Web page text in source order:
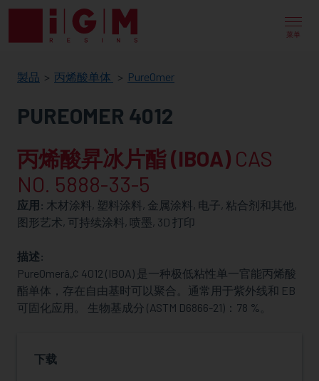
菜单
IGM
RESINS
製品 丙烯酸单体 PureOmer
PUREOMER 4012
丙烯酸昇冰片酯 (IBOA) CAS
NO. 5888-33-5
应用: 木材涂料, 塑料涂料, 金属涂料, 电子, 粘合剂和其他,
图形艺术, 可持续涂料, 喷墨, 3D 打印
描述:
PureOmerâ„¢ 4012 (IBOA) 是一种极低粘性单一官能丙烯酸
酯单体，存在自由基时可以聚合。通常用于紫外线和 EB
可固化应用。 生物基成分 (ASTM D6866-21)：78 %。
下载